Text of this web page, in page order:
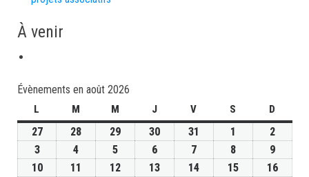
À venir
Évènements en août 2026
L M M J V S D
27 28 29 30 31 1
2
3
4 5 6 7 8
9
10
11 12 13 14 15 16